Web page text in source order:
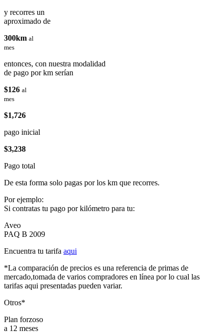
y recorres un
aproximado de
300km al
mes
entonces, con nuestra modalidad
de pago por km serían
$126 al
mes
$1,726
pago inicial
$3,238
Pago total
De esta forma solo pagas por los km que recorres.
Por ejemplo:
Si contratas tu pago por kilómetro para tu:
Aveo
PAQ B 2009
Encuentra tu tarifa aqui
*La comparación de precios es una referencia de primas de
mercado,tomada de varios compradores en línea por lo cual las
tarifas aqui presentadas pueden variar.
Otros*
Plan forzoso
a 12 meses